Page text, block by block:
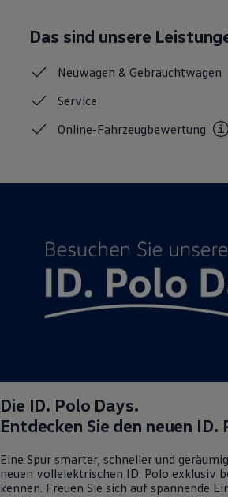
Digitale Extras
Dienste für Ihr Modell
Handy und Fahrzeug
Über Ihr Auto
Kundeninformationen
Transport
Elektromobilität
Volkswagen R
Pannen- und Unfallhilfe
Volkswagen Kundenbetreuung
Das sind unsere
Neuwagen &Gebrauchtwagen
Service
Online-Fahrzeugbewertung
Die ID. Polo Days.
Entdecken Sie den neuen ID.
Eine Spur smarter, schneller und
neuen vollelektrischen ID. Polo exklusiv
kennen. Freuen Sie sich auf spannende